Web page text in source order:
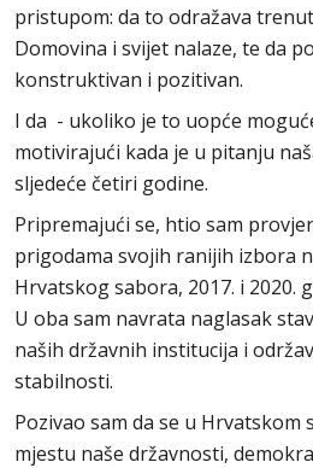
pristupom: da to odražava
Domovina i svijet nalaze, te da
konstruktivan i pozitivan.
I da - ukoliko je to uopće
motivirajući kada je u pitanju
sljedeće četiri godine.
Pripremajući se, htio sam
prigodama svojih ranijih izbora
Hrvatskog sabora, 2017. i 2020.
U oba sam navrata naglasak
naših državnih institucija i
stabilnosti.
Pozivao sam da se u Hrvatskom
mjestu naše državnosti,